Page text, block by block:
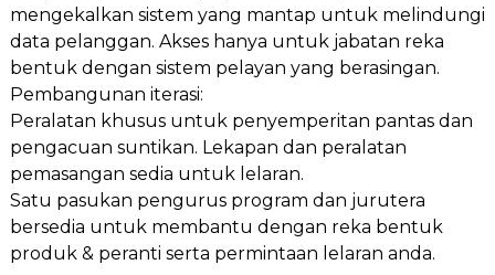
mengekalkan sistem yang mantap untuk melindungi
data pelanggan. Akses hanya untuk jabatan reka
bentuk dengan sistem pelayan yang berasingan.
Pembangunan iterasi:
Peralatan khusus untuk penyemperitan pantas dan
pengacuan suntikan. Lekapan dan peralatan
pemasangan sedia untuk lelaran.
Satu pasukan pengurus program dan jurutera
bersedia untuk membantu dengan reka bentuk
produk & peranti serta permintaan lelaran anda.